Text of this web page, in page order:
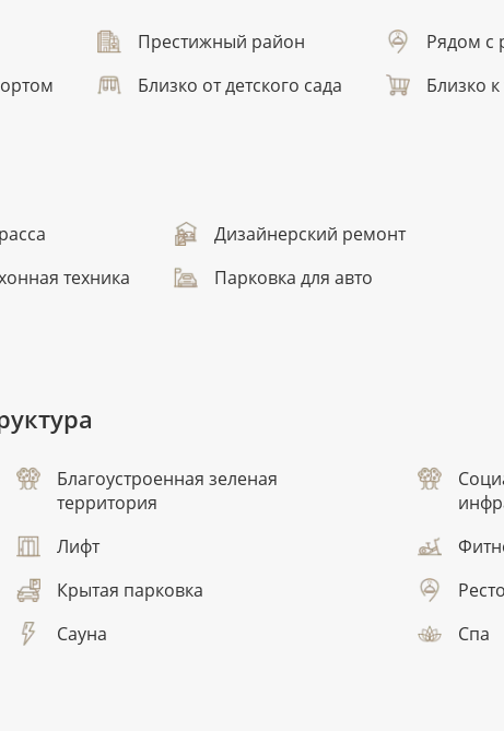
Престижный район
Рядом с
Близко от детского сада Близко
Дизайнерский ремонт
техника Парковка для авто
Благоустроенная зеленая
территория
Лифт
Крытая парковка
Сауна
Спа